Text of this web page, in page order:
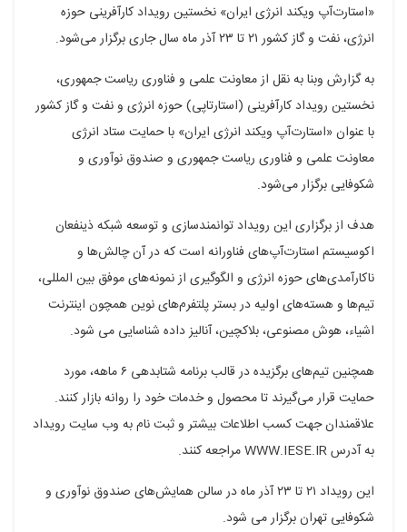
گذاری
در
فیسبوک
گذاری
گوگل
پلاس
گذاری
در
تلگرام
گذاری
توییتر
گذاری
در
لینکدین
«استارت‌آپ ویکند انرژی ایران» نخستین رویداد کارآفرینی حوزه
انرژی، نفت و گاز کشور ۲۱ تا ۲۳ آذر ماه سال جاری برگزار می‌شود.
به گزارش وبنا به نقل از معاونت علمی و فناوری ریاست جمهوری،
نخستین رویداد کارآفرینی (استارتاپی) حوزه انرژی و نفت و گاز کشور
با عنوان «استارت‌آپ ویکند انرژی ایران» با حمایت ستاد انرژی
معاونت علمی و فناوری ریاست جمهوری و صندوق نوآوری و
شکوفایی برگزار می‌شود.
هدف از برگزاری این رویداد توانمندسازی و توسعه شبکه ذینفعان
اکوسیستم استارت‌آپ‌های فناورانه است که در آن چالش‌ها و
ناکارآمدی‌های حوزه انرژی و الگوگیری از نمونه‌های موفق بین المللی،
تیم‌ها و هسته‌های اولیه در بستر پلتفرم‌های نوین همچون اینترنت
اشیاء، هوش مصنوعی، بلاکچین، آنالیز داده شناسایی می شود.
همچنین تیم‌های برگزیده در قالب برنامه شتابدهی ۶ ماهه، مورد
حمایت قرار می‌گیرند تا محصول و خدمات خود را روانه بازار کنند.
علاقمندان جهت کسب اطلاعات بیشتر و ثبت نام به وب سایت رویداد
به آدرس WWW.IESE.IR مراجعه کنند.
این رویداد ۲۱ تا ۲۳ آذر ماه در سالن همایش‌های صندوق نوآوری و
شکوفایی تهران برگزار می شود.